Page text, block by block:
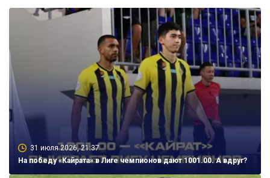
31 июля 2026, 21:37
На победу «Кайрата» в Лиге чемпионов дают 1001.00. А вдруг?